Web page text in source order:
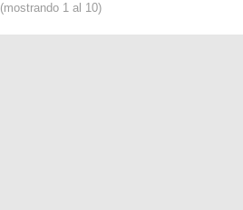
(mostrando 1 al 10)